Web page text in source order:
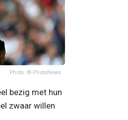
Photo: © PhotoNews
bezig met hun
zwaar willen